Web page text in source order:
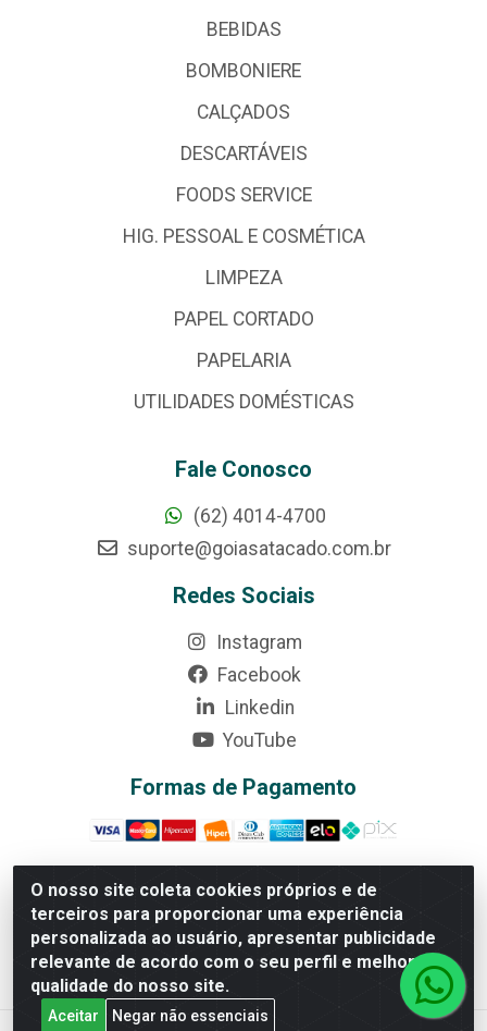
O nosso site coleta cookies próprios e de
terceiros para proporcionar uma experiência
personalizada ao usuário, apresentar publicidade
relevante de acordo com o seu perfil e melhorar a
qualidade do nosso site.
Aceitar Negar não essenciais
BEBIDAS
BOMBONIERE
CALÇADOS
DESCARTÁVEIS
FOODS SERVICE
HIG. PESSOAL E COSMÉTICA
LIMPEZA
PAPEL CORTADO
PAPELARIA
UTILIDADES DOMÉSTICAS
Fale Conosco
(62) 4014-4700
suporte@goiasatacado.com.br
Redes Sociais
Instagram
Facebook
Linkedin
YouTube
Formas de Pagamento
Rede Brasil - Avenida Universitária, nº 3860, Jardim das
Américas II Etapa - Anápolis/GO - CEP 75070-415 -
CNPJ 07.728.073/0002-24